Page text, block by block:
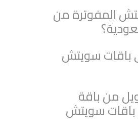
المفوترة من
باقات سويتش
من باقة
باقات سويتش